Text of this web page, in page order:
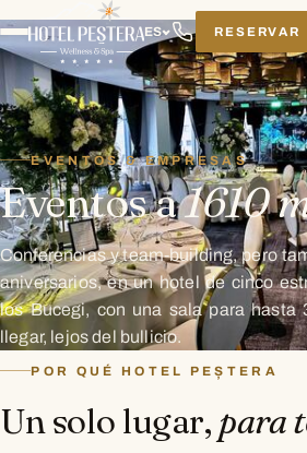
ES RESERVAR
EVENTOS & EMPRESAS
Eventos a1610
Conferencias y team-building, pero
aniversarios, en un hotel de cinco
los Bucegi, con una sala para hasta
llegar, lejos del bullicio.
POR QUÉ HOTEL PEȘTERA
Un solo lugar, para